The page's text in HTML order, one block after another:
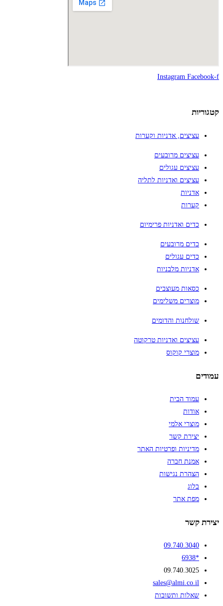
Instagram Facebook-f
קטגוריות
עציצים, אדניות וקערות
עציצים מרובעים
עציצים עגולים
עציצים ואדניות לתליה
אדניות
קערות
כדים ואדניות פרימיום
כדים מרובעים
כדים עגולים
אדניות מלבניות
כסאות מעוצבים
מוצרים משלימים
שולחנות והדומים
עציצים ואדניות טרקוטה
מוצרי קוקוס
עמודים
עמוד הבית
אודות
מוצרי אלמי
יצירת קשר
מדיניות ופרטיות האתר
אמנת חברה
הצהרת נגישות
בלוג
מפת אתר
יצירת קשר
09.740.3040
*6938
09.740.3025
sales@almi.co.il
שאלות ותשובות